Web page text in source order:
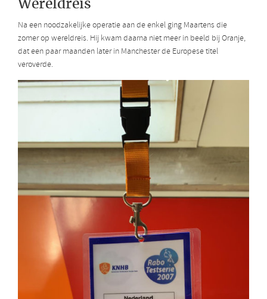
Na een noodzakelijke operatie aan de enkel ging Maartens die
zomer op wereldreis. Hij kwam daarna niet meer in beeld bij Oranje,
dat een paar maanden later in Manchester de Europese titel
veroverde.